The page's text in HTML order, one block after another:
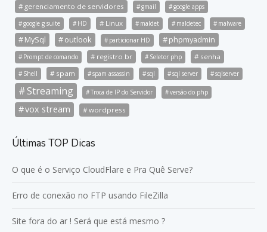
gerenciamento de servidores gmail
google apps
google g suite
HD Linux maldet maldetec malware
MySql outlook particionar HD phpmyadmin
Prompt de comando registro br Seletor php senha
Shell spam spam assassin sql sql server sqlserver
Streaming Troca de IP do Servidor versão do php
vox stream wordpress
Últimas TOP Dicas
O que é o Serviço CloudFlare e Pra Quê Serve?
Erro de conexão no FTP usando FileZilla
Site fora do ar ! Será que está mesmo ?